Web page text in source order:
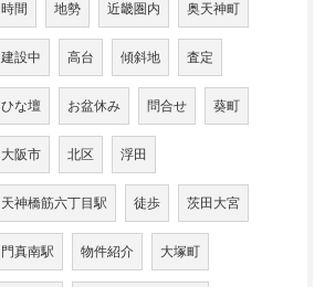
時間 地勢 近畿圏内 奥天神町
建設中 高台 傾斜地 査定
ひな壇 お盆休み 問合せ 葵町
大阪市 北区 浮田
天神橋筋六丁目駅 徒歩 茨田大宮
門真南駅 物件紹介 大塚町